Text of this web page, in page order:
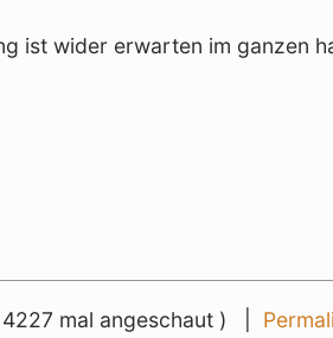
ist wider erwarten im ganzen
4227 mal angeschaut ) |